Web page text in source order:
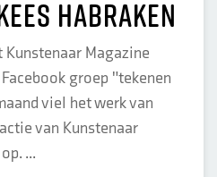
Habraken
Magazine
groep "tekenen
viel het werk van
van Kunstenaar
...